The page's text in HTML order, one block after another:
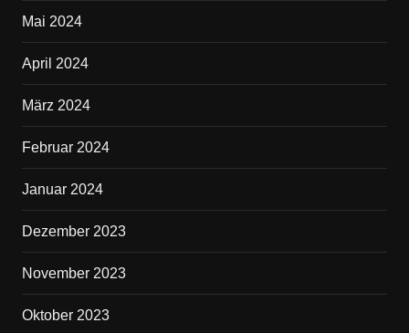
Mai 2024
April 2024
März 2024
Februar 2024
Januar 2024
Dezember 2023
November 2023
Oktober 2023